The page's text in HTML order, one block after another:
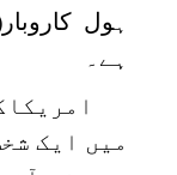
ہول کاروبار
ہے۔
میں ایک